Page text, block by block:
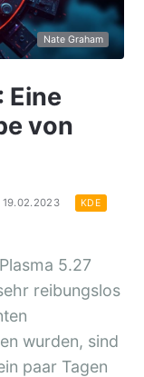
Nate Graham
Eine
von
19.02.2023 KDE
5.27
reibungslos
wurden, sind
paar Tagen